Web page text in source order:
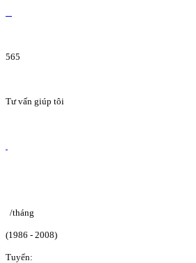
565
Tư vấn giúp tôi
/tháng
(1986 - 2008)
Tuyển: